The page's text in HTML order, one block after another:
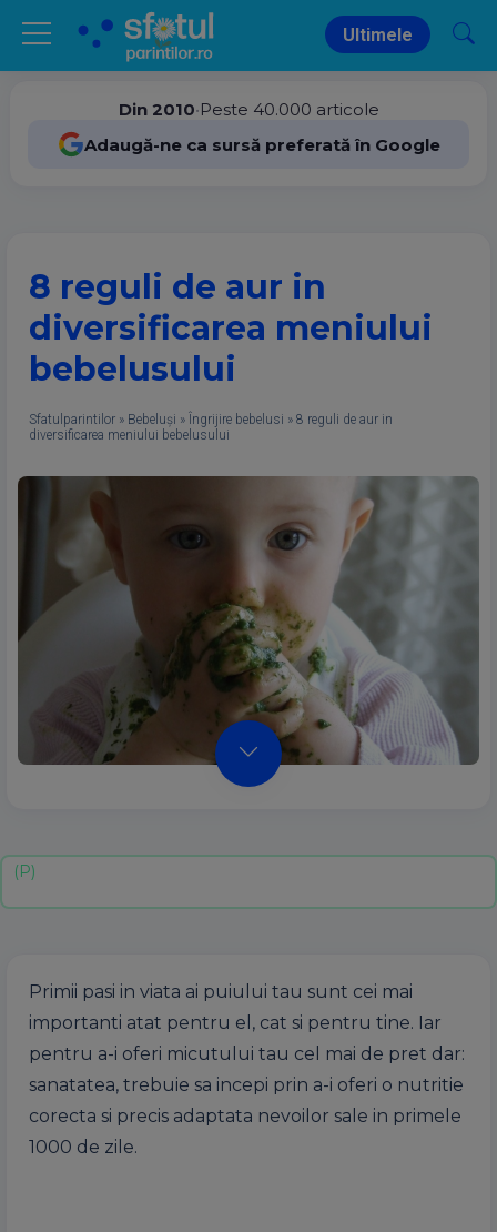
Ultimele
Din 2010•Peste 40.000 articole
Adaugă-ne ca sursă preferată în Google
8 reguli de aur in
diversificarea meniului
bebelusului
Sfatulparintilor » Bebeluși » Îngrijire bebelusi » 8 reguli de aur in
diversificarea meniului bebelusului
Primii pasi in viata ai puiului tau sunt cei mai
importanti atat pentru el, cat si pentru tine. Iar
pentru a-i oferi micutului tau cel mai de pret dar:
sanatatea, trebuie sa incepi prin a-i oferi o nutritie
corecta si precis adaptata nevoilor sale in primele
1000 de zile.